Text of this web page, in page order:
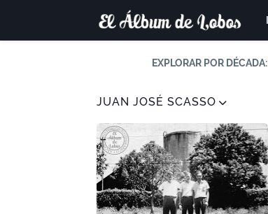
EXPLORAR POR DÉCADA:
JUAN JOSÉ SCASSO